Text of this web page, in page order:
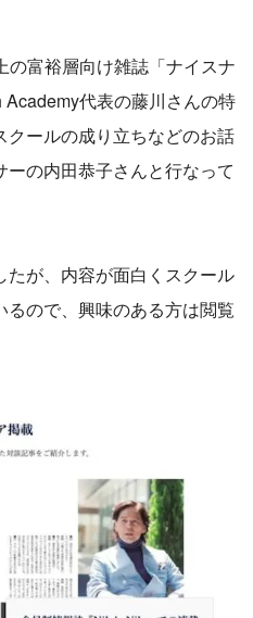
の富裕層向け雑誌「ナイスナ
代表の藤川さんの特
ールの成り立ちなどのお話
の内田恭子さんと行なって
が、内容が面白くスクール
ので、興味のある方は閲覧